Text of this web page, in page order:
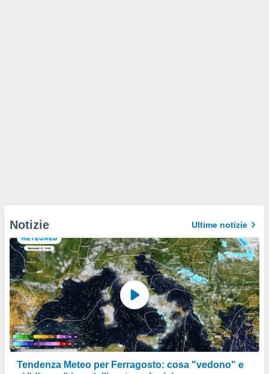
Notizie Ultime notizie
Tendenza Meteo per Ferragosto: cosa "vedono" e